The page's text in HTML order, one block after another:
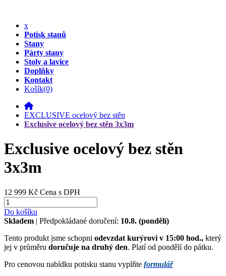
x
Potisk stanů
Stany
Párty stany
Stoly a lavice
Doplňky
Kontakt
Košík(0)
EXCLUSIVE ocelový bez stěn
Exclusive ocelový bez stěn 3x3m
Exclusive ocelový bez stěn
3x3m
12 999 Kč Cena s DPH
Do košíku
Skladem | Předpokládané doručení: 10.8. (pondělí)
Tento produkt jsme schopni odevzdat kurýrovi v 15:00 hod., který
jej v průměru doručuje na druhý den. Platí od pondělí do pátku.
Pro cenovou nabídku potisku stanu vyplňte formulář